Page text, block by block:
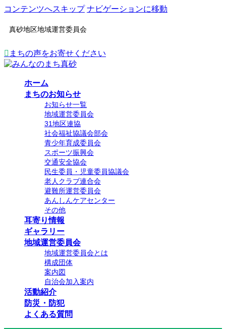
コンテンツへスキップ ナビゲーションに移動
真砂地区地域運営委員会
まちの声をお寄せください
ホーム
まちのお知らせ
お知らせ一覧
地域運営委員会
31地区連協
社会福祉協議会部会
青少年育成委員会
スポーツ振興会
交通安全協会
民生委員・児童委員協議会
老人クラブ連合会
避難所運営委員会
あんしんケアセンター
その他
耳寄り情報
ギャラリー
地域運営委員会
地域運営委員会とは
構成団体
案内図
自治会加入案内
活動紹介
防災・防犯
よくある質問